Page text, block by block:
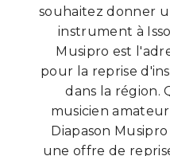
souhaitez donner
instrument à
Musipro est
pour la reprise
dans la région.
musicien
Diapason
une offre de